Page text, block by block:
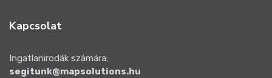
Kapcsolat
Ingatlanirodák számára:
segitunk@mapsolutions.hu